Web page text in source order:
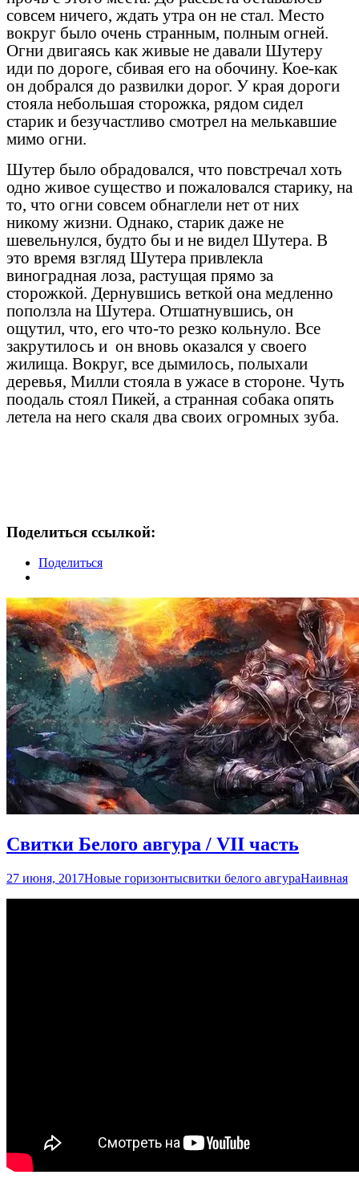
совсем ничего, ждать утра он не стал. Место
вокруг было очень странным, полным огней.
Огни двигаясь как живые не давали Шутеру
иди по дороге, сбивая его на обочину. Кое-как
он добрался до развилки дорог. У края дороги
стояла небольшая сторожка, рядом сидел
старик и безучастливо смотрел на мелькавшие
мимо огни.
Шутер было обрадовался, что повстречал хоть
одно живое существо и пожаловался старику, на
то, что огни совсем обнаглели нет от них
никому жизни. Однако, старик даже не
шевельнулся, будто бы и не видел Шутера. В
это время взгляд Шутера привлекла
виноградная лоза, растущая прямо за
сторожкой. Дернувшись веткой она медленно
поползла на Шутера. Отшатнувшись, он
ощутил, что, его что-то резко кольнуло. Все
закрутилось и он вновь оказался у своего
жилища. Вокруг, все дымилось, полыхали
деревья, Милли стояла в ужасе в стороне. Чуть
поодаль стоял Пикей, а странная собака опять
летела на него скаля два своих огромных зуба.
Поделиться ссылкой:
Поделиться
Свитки Белого авгура / VII часть
27 июня, 2017Новые горизонтысвитки белого авгураНаивная